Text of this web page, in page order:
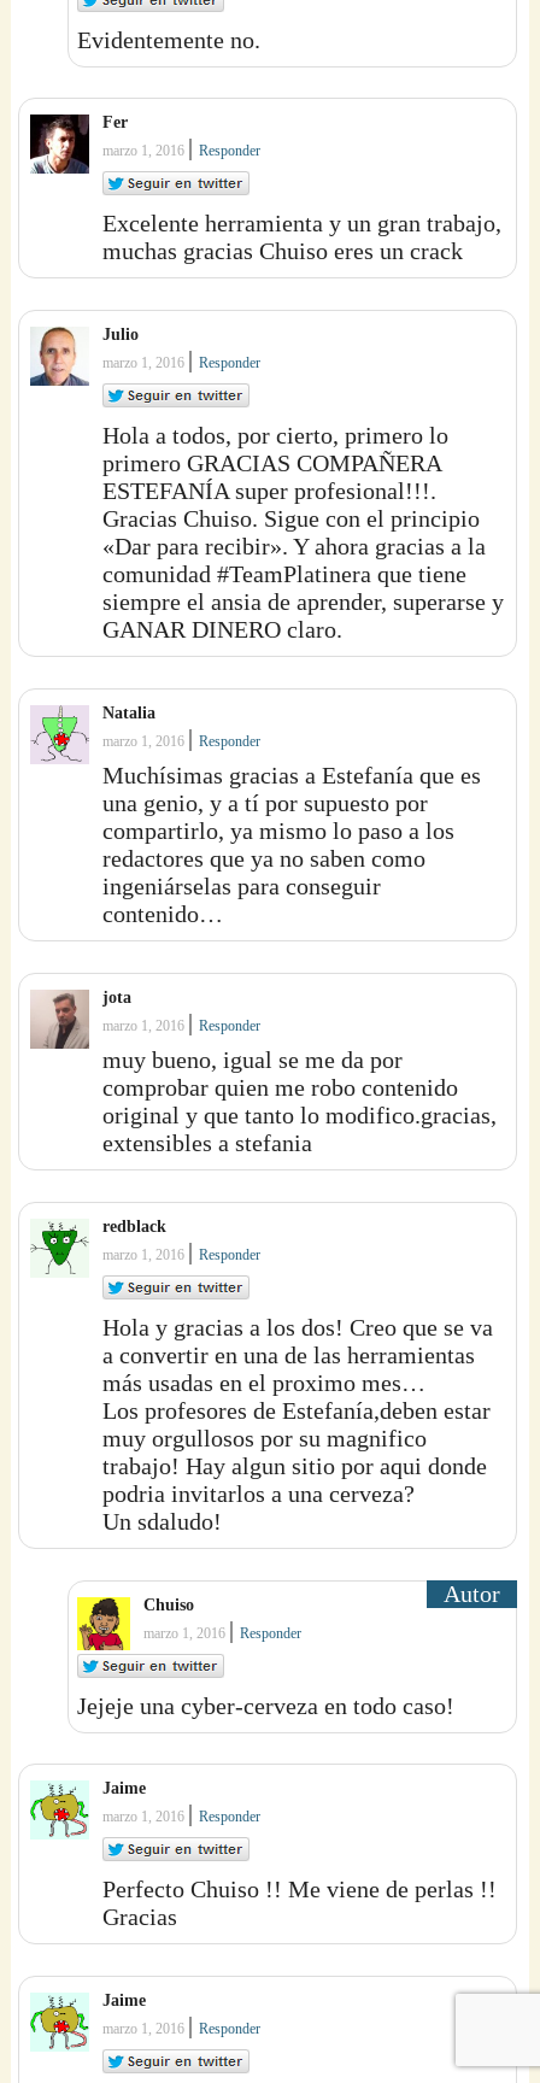
Evidentemente no.
Fer
marzo 1, 2016 |Responder
Excelente herramienta y un gran trabajo,
muchas gracias Chuiso eres un crack
Julio
marzo 1, 2016 |Responder
Hola a todos, por cierto, primero lo
primero GRACIAS COMPAÑERA
ESTEFANÍA super profesional!!!.
Gracias Chuiso. Sigue con el principio
«Dar para recibir». Y ahora gracias a la
comunidad #TeamPlatinera que tiene
siempre el ansia de aprender, superarse y
GANAR DINERO claro.
Natalia
marzo 1, 2016 |Responder
Muchísimas gracias a Estefanía que es
una genio, y a tí por supuesto por
compartirlo, ya mismo lo paso a los
redactores que ya no saben como
ingeniárselas para conseguir
contenido…
jota
marzo 1, 2016 |Responder
muy bueno, igual se me da por
comprobar quien me robo contenido
original y que tanto lo modifico.gracias,
extensibles a stefania
redblack
marzo 1, 2016 |Responder
Hola y gracias a los dos! Creo que se va
a convertir en una de las herramientas
más usadas en el proximo mes…
Los profesores de Estefanía,deben estar
muy orgullosos por su magnifico
trabajo! Hay algun sitio por aqui donde
podria invitarlos a una cerveza?
Un sdaludo!
Chuiso
marzo 1, 2016 |Responder
Jejeje una cyber-cerveza en todo caso!
Jaime
marzo 1, 2016 |Responder
Perfecto Chuiso !! Me viene de perlas !!
Gracias
Jaime
marzo 1, 2016 |Responder